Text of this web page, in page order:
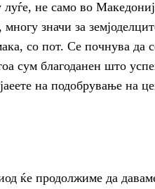
луѓе, не само во
значи за
со пот. Се почнува да
сум благоданен што
на подобрување на
ќе продолжиме да